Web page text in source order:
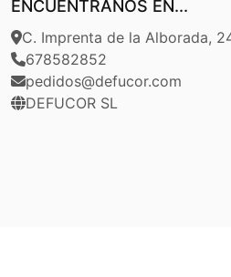
ENCUENTRANOS EN...
C. Imprenta de la Alborada,
678582852
pedidos@defucor.com
DEFUCOR SL